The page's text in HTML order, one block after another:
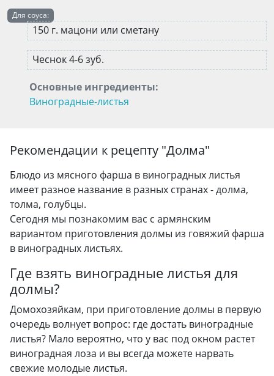
Для соуса:
150 г. мацони или сметану
Чеснок 4-6 зуб.
Основные ингредиенты:
Виноградные-листья
Рекомендации к рецепту "Долма"
Блюдо из мясного фарша в виноградных листья
имеет разное название в разных странах - долма,
толма, голубцы.
Сегодня мы познакомим вас с армянским
вариантом приготовления долмы из говяжий фарша
в виноградных листьях.
Где взять виноградные листья для
долмы?
Домохозяйкам, при приготовление долмы в первую
очередь волнует вопрос: где достать виноградные
листья? Мало вероятно, что у вас под окном растет
виноградная лоза и вы всегда можете нарвать
свежие молодые листья.